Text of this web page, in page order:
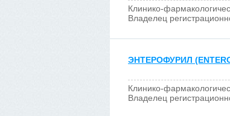
Клинико-
Владелец
ЭНТЕРОФУРИЛ
Клинико-
Владелец